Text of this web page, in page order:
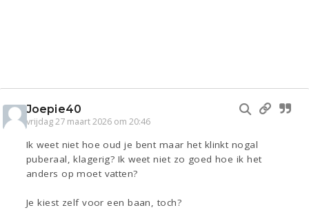
Joepie40
vrijdag 27 maart 2026 om 20:46
Ik weet niet hoe oud je bent maar het klinkt nogal
puberaal, klagerig? Ik weet niet zo goed hoe ik het
anders op moet vatten?
Je kiest zelf voor een baan, toch?